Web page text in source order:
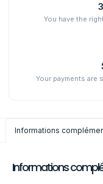
You have the
Your payments are
Informations
Informations